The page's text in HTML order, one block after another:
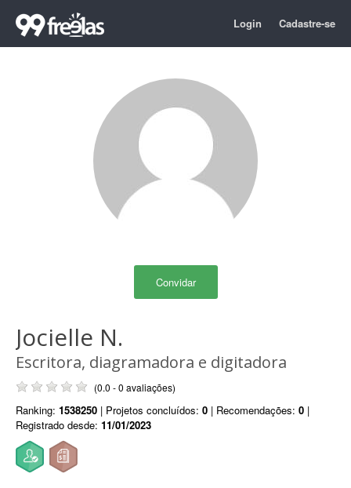
Login Cadastre-se
Convidar
Jocielle N.
Escritora, diagramadora e digitadora
(0.0 - 0 avaliações)
Ranking: 1538250 | Projetos concluídos: 0 | Recomendações: 0 |
Registrado desde: 11/01/2023